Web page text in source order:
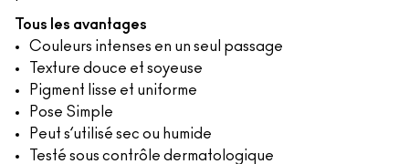
Tous les avantages
Couleurs intenses en un seul passage
Texture douce et soyeuse
Pigment lisse et uniforme
Pose Simple
Peut s’utilisé sec ou humide
Testé sous contrôle dermatologique